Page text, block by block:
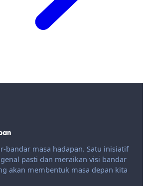
bandar masa hadapan. Satu inisiatif
pasti dan meraikan visi bandar
akan membentuk masa depan kita